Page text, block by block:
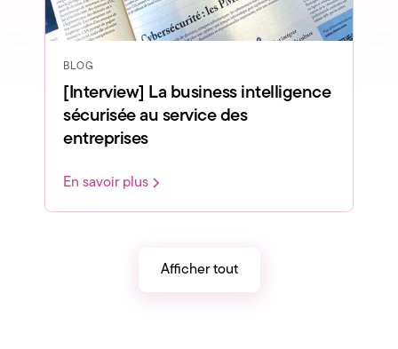
BLOG
[Interview] La business intelligence
sécurisée au service des
entreprises
En savoir plus
Afficher tout